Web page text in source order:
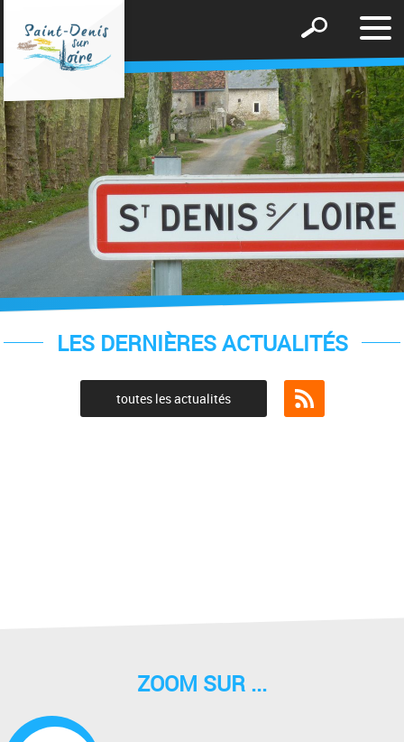
le
Afficher
formulaire
de
recherche
LES DERNIÈRES ACTUALITÉS
toutes les actualités
ZOOM SUR ...